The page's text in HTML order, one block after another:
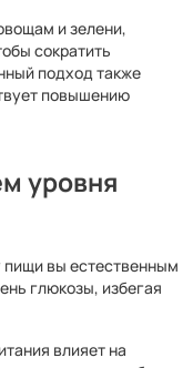
и зелени,
сократить
подход также
повышению
уровня
вы естественным
глюкозы, избегая
влияет на